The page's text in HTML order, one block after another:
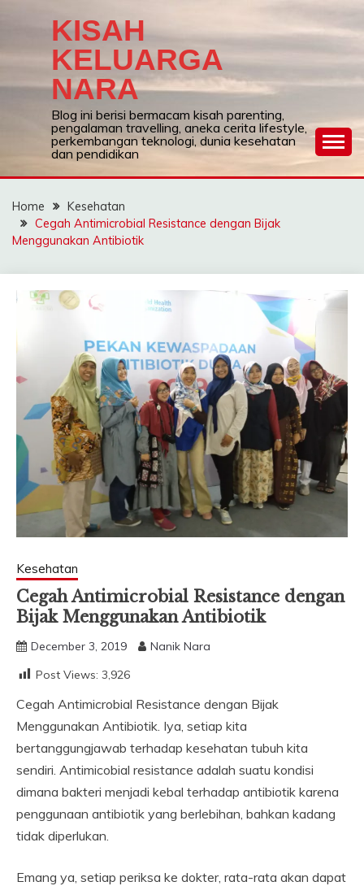
KISAH
KELUARGA
NARA
Blog ini berisi bermacam kisah parenting,
pengalaman travelling, aneka cerita lifestyle,
perkembangan teknologi, dunia kesehatan
dan pendidikan
Home
Kesehatan
Cegah Antimicrobial Resistance dengan Bijak
Menggunakan Antibiotik
Kesehatan
Cegah Antimicrobial Resistance dengan
Bijak Menggunakan Antibiotik
December 3, 2019
Nanik Nara
Post Views: 3,926
Cegah Antimicrobial Resistance dengan Bijak
Menggunakan Antibiotik. Iya, setiap kita
bertanggungjawab terhadap kesehatan tubuh kita
sendiri. Antimicobial resistance adalah suatu kondisi
dimana bakteri menjadi kebal terhadap antibiotik karena
penggunaan antibiotik yang berlebihan, bahkan kadang
tidak diperlukan.
Emang ya, setiap periksa ke dokter, rata-rata akan dapat